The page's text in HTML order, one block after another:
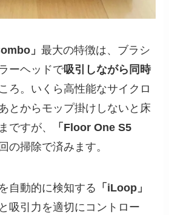
」最大の特徴は、ブラシ
ーヘッドで吸引しながら同時
ろ。いくら高性能なサイクロ
とからモップ掛けしないと床
ですが、
「Floor One S5
の掃除で済みます。
自動的に検知する 「iLoop」
吸引力を適切にコントロー